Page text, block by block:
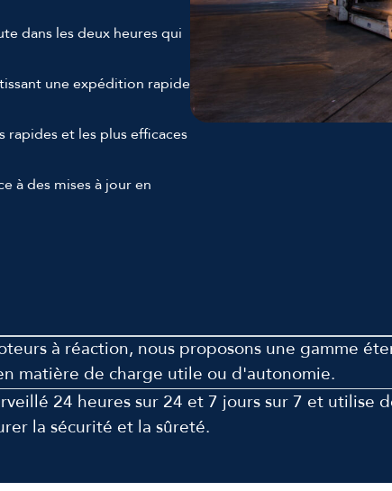
dans les deux heures qui
une expédition rapide
rapides et les plus efficaces
à des mises à jour en
à réaction, nous proposons une gamme
matière de charge utile ou d'autonomie.
24 heures sur 24 et 7 jours sur 7 et utilise
la sécurité et la sûreté.